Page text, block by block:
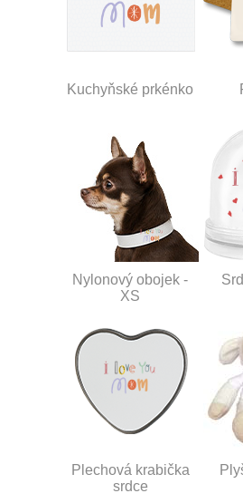
Kuchyňské prkénko
Nylonový obojek -
XS
Plechová krabička
srdce